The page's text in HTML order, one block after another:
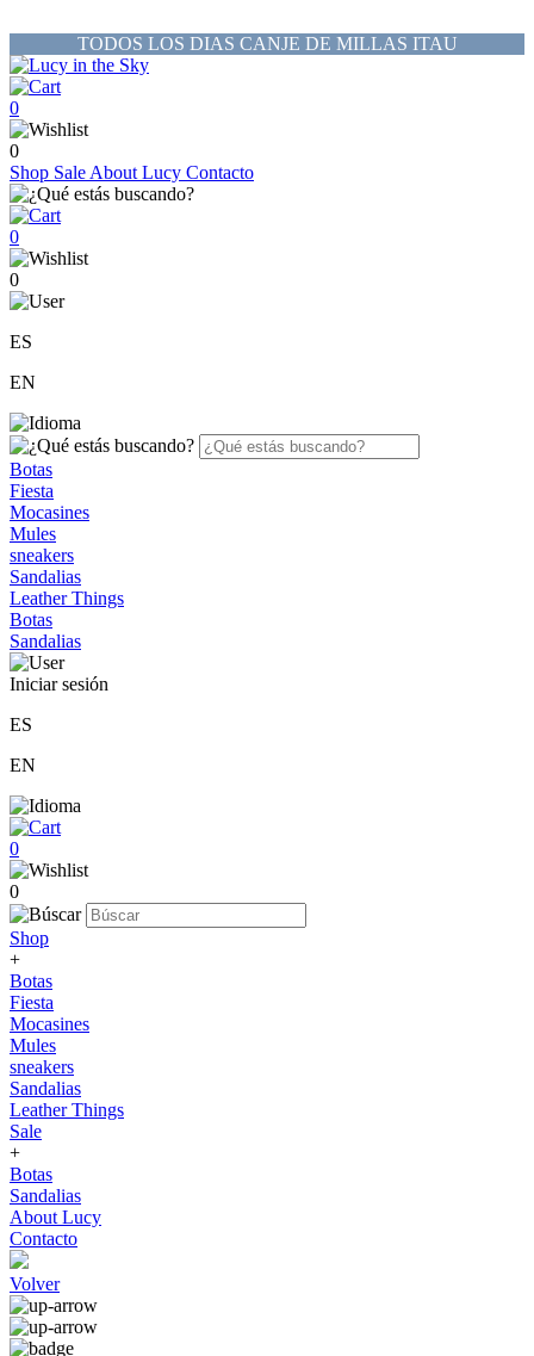
TODOS LOS DIAS CANJE DE MILLAS ITAU
0
0
Shop Sale About Lucy Contacto
0
0
ES
EN
Botas
Fiesta
Mocasines
Mules
sneakers
Sandalias
Leather Things
Botas
Sandalias
Iniciar sesión
ES
EN
0
0
Shop
+
Botas
Fiesta
Mocasines
Mules
sneakers
Sandalias
Leather Things
Sale
+
Botas
Sandalias
About Lucy
Contacto
Volver